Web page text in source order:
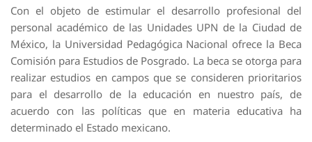
Con el objeto de estimular el desarrollo profesional del
personal académico de las Unidades UPN de la Ciudad de
México, la Universidad Pedagógica Nacional ofrece la Beca
Comisión para Estudios de Posgrado. La beca se otorga para
realizar estudios en campos que se consideren prioritarios
para el desarrollo de la educación en nuestro país, de
acuerdo con las políticas que en materia educativa ha
determinado el Estado mexicano.